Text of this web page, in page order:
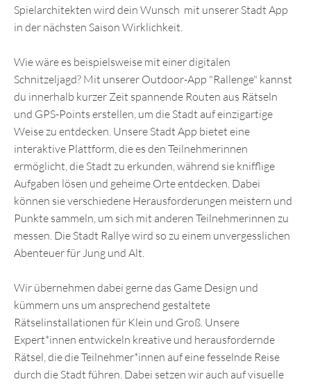
Spielarchitekten wird dein Wunsch mit unserer Stadt App
in der nächsten Saison Wirklichkeit.
Wie wäre es beispielsweise mit einer digitalen
Schnitzeljagd? Mit unserer Outdoor-App "Rallenge" kannst
du innerhalb kurzer Zeit spannende Routen aus Rätseln
und GPS-Points erstellen, um die Stadt auf einzigartige
Weise zu entdecken. Unsere Stadt App bietet eine
interaktive Plattform, die es den Teilnehmerinnen
ermöglicht, die Stadt zu erkunden, während sie knifflige
Aufgaben lösen und geheime Orte entdecken. Dabei
können sie verschiedene Herausforderungen meistern und
Punkte sammeln, um sich mit anderen Teilnehmerinnen zu
messen. Die Stadt Rallye wird so zu einem unvergesslichen
Abenteuer für Jung und Alt.
Wir übernehmen dabei gerne das Game Design und
kümmern uns um ansprechend gestaltete
Rätselinstallationen für Klein und Groß. Unsere
Expert*innen entwickeln kreative und herausfordernde
Rätsel, die die Teilnehmer*innen auf eine fesselnde Reise
durch die Stadt führen. Dabei setzen wir auch auf visuelle